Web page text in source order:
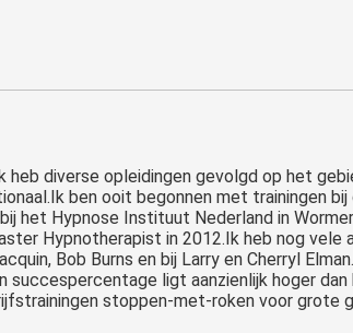
diverse opleidingen gevolgd op het
ben ooit begonnen met trainingen
het Hypnose Instituut Nederland in
Hypnotherapist in 2012.Ik heb nog vele
Bob Burns en bij Larry en Cherryl
ligt aanzienlijk hoger
stoppen-met-roken voor grote